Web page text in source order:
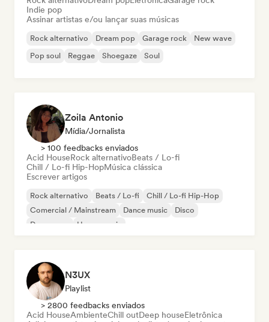
Indie pop
Assinar artistas e/ou lançar suas músicas
Rock alternativo Dream pop Garage rock
New wave
Pop soul
Reggae Shoegaze Soul
Zoila Antonio
Mídia/Jornalista
> 100 feedbacks enviados
Acid HouseRock alternativoBeats / Lo-fi
Chill / Lo-fi Hip-HopMúsica clássica
Escrever artigos
Rock alternativo Beats / Lo-fi
Chill / Lo-fi Hip-Hop
Comercial / Mainstream
Dance music
Disco
Dream pop
House music
N3UX
Playlist
> 2800 feedbacks enviados
Acid HouseAmbienteChill outDeep houseEletrônica